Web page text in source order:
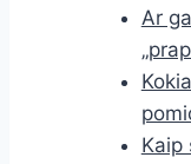
Ar
Kaip